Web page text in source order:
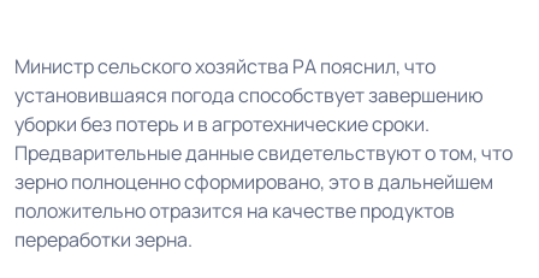
Министр сельского хозяйства РА пояснил, что
установившаяся погода способствует завершению
уборки без потерь и в агротехнические сроки.
Предварительные данные свидетельствуют о том, что
зерно полноценно сформировано, это в дальнейшем
положительно отразится на качестве продуктов
переработки зерна.